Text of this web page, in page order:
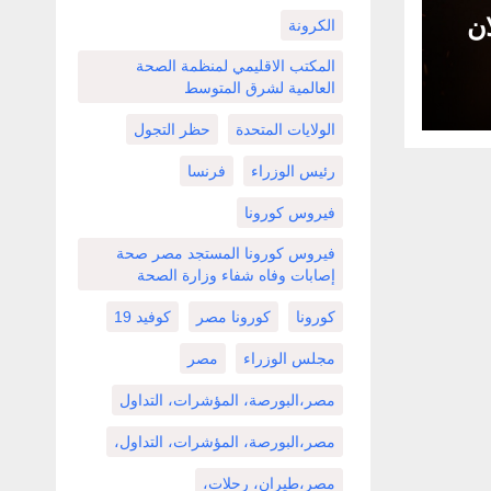
الكرونة
المكتب الاقليمي لمنظمة الصحة
العالمية لشرق المتوسط
الولايات المتحدة حظر التجول
رئيس الوزراء فرنسا
فيروس كورونا
فيروس كورونا المستجد مصر صحة
إصابات وفاه شفاء وزارة الصحة
كورونا كورونا مصر كوفيد 19
مجلس الوزراء مصر
مصر،البورصة، المؤشرات، التداول
مصر،البورصة، المؤشرات، التداول،
مصر،طيران، رحلات،